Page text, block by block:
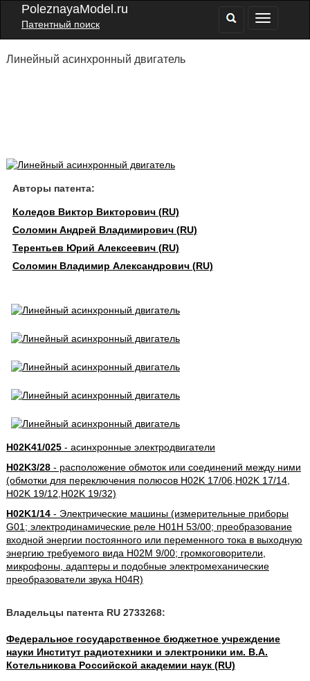
PoleznayaModel.ru
Патентный поиск
Линейный асинхронный двигатель
Авторы патента:
Коледов Виктор Викторович (RU)
Соломин Андрей Владимирович (RU)
Терентьев Юрий Алексеевич (RU)
Соломин Владимир Александрович (RU)
H02K41/025- асинхронные электродвигатели
H02K3/28- расположение обмоток или соединений между ними
(обмотки для переключения полюсов H02K 17/06,H02K 17/14,
H02K 19/12,H02K 19/32)
H02K1/14- Электрические машины (измерительные приборы
G01; электродинамические реле H01H 53/00; преобразование
входной энергии постоянного или переменного тока в выходную
энергию требуемого вида H02M 9/00; громкоговорители,
микрофоны, адаптеры и подобные электромеханические
преобразователи звука H04R)
Владельцы патента RU 2733268:
Федеральное государственное бюджетное учреждение
науки Институт радиотехники и электроники им. В.А.
Котельникова Российской академии наук (RU)